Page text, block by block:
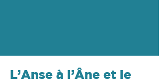
L’Anse à l’Âne et le